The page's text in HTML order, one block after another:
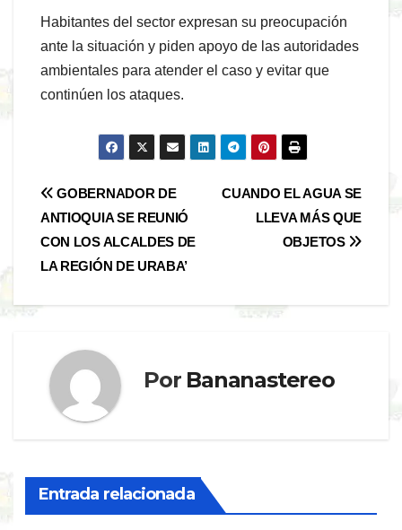
Habitantes del sector expresan su preocupación
ante la situación y piden apoyo de las autoridades
ambientales para atender el caso y evitar que
continúen los ataques.
Navegación
de
entradas
CUANDO EL AGUA SE
LLEVA MÁS QUE
OBJETOS
GOBERNADOR DE
ANTIOQUIA SE REUNIÓ
CON LOS ALCALDES DE
LA REGIÓN DE URABA’
Por Bananastereo
Entrada relacionada